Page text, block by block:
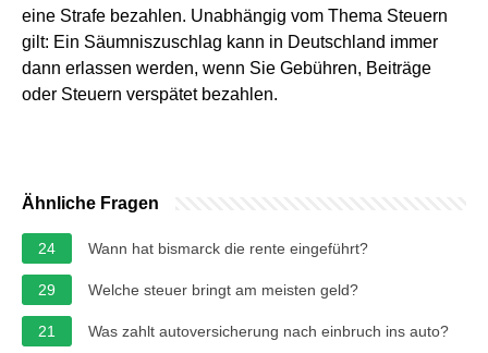
eine Strafe bezahlen. Unabhängig vom Thema Steuern
gilt: Ein Säumniszuschlag kann in Deutschland immer
dann erlassen werden, wenn Sie Gebühren, Beiträge
oder Steuern verspätet bezahlen.
Ähnliche Fragen
24 Wann hat bismarck die rente eingeführt?
29 Welche steuer bringt am meisten geld?
21 Was zahlt autoversicherung nach einbruch ins auto?